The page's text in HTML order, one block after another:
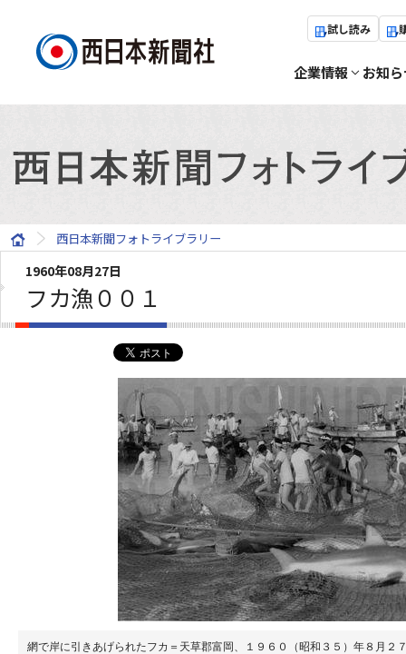
試し読み
企業情報 お知
西日本新聞フォトライブラリー
1960年08月27日
フカ漁００１
網で岸に引きあげられたフカ＝天草郡富岡、１９６０（昭和３５）年８月２